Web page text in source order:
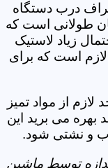
درب دستگاه
طولانی است که
زیاد لاستیک
است که برای
از مواد تمیز
بهره می برید این
و نشتی شود.
توسط ماشین